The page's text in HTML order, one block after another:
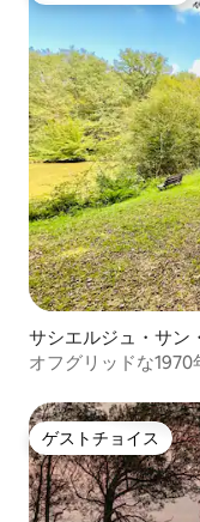
サシエルジュ・サン
オフグリッドな1970
ゲストチョイス
ゲストチョイス